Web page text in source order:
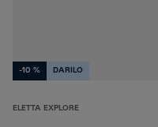
-10 % DARILO
ELETTA EXPLORE